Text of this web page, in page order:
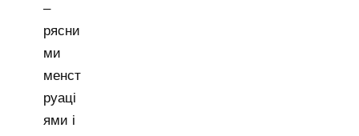
–
рясни
ми
менст
руаці
ями і